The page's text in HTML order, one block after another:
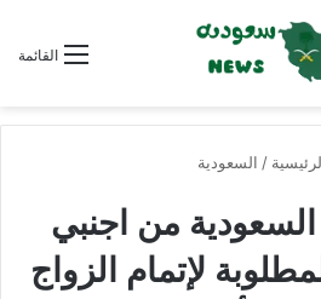
القائمة
/ السعودية
من اجنبي
لإتمام الزواج